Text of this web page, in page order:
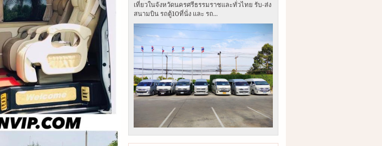
เที่ยวในจังหวัดนครศรีธรรมราชและทั่วไทย รับ-ส่ง
สนามบิน รถตู้10ที่นั่ง และ รถ...